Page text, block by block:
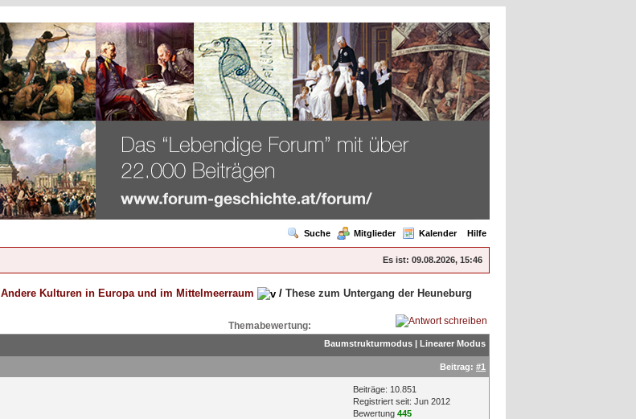
Suche Mitglieder Kalender Hilfe
Es ist: 09.08.2026, 15:46
Andere Kulturen in Europa und im Mittelmeerraum / These zum Untergang der Heuneburg
Themabewertung:
Baumstrukturmodus | Linearer Modus
Beitrag: #1
Beiträge: 10.851
Registriert seit: Jun 2012
Bewertung 445